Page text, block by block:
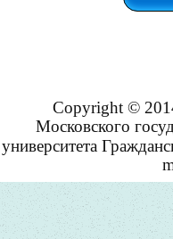
Copyright ©
Московского
университета